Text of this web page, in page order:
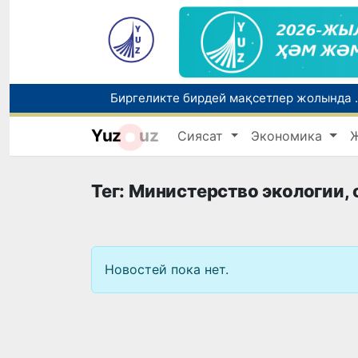
Биргеликте бирдей мақсетлер жолында ...
Yuz uz Сиясат Экономика
Тег: Министерство
Новостей пока нет.